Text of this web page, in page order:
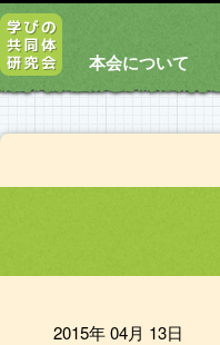
本会について
2015年 04月 13日